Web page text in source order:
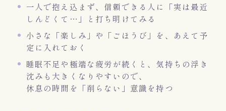
一人で抱え込まず、信頼できる人に「実は最近
しんどくて…」と打ち明けてみる
小さな「楽しみ」や「ごほうび」を、あえて予
定に入れておく
睡眠不足や極端な疲労が続くと、気持ちの浮き
沈みも大きくなりやすいので、
休息の時間を「削らない」意識を持つ